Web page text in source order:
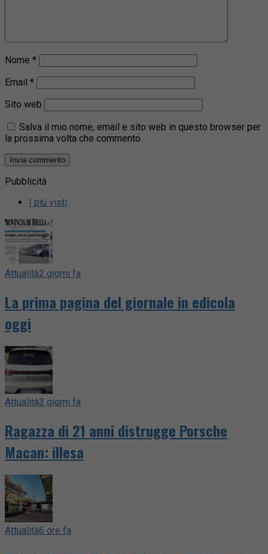
Nome *
Email *
Sito web
Salva il mio nome, email e sito web in questo browser per
la prossima volta che commento.
Pubblicità
I più visti
Attualità2 giorni fa
La prima pagina del giornale in edicola
oggi
Attualità3 giorni fa
Ragazza di 21 anni distrugge Porsche
Macan: illesa
Attualità6 ore fa